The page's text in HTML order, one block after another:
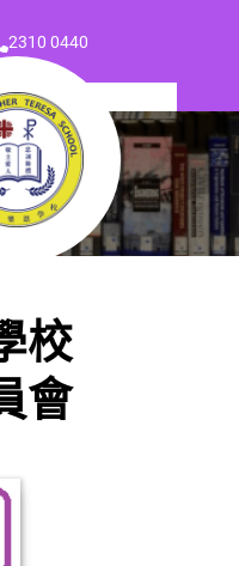
2310 0440
校
會